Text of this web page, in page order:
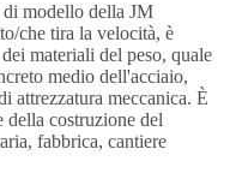
di modello della JM
che tira la velocità, è
materiali del peso, quale
medio dell'acciaio,
attrezzatura meccanica. È
della costruzione del
fabbrica, cantiere